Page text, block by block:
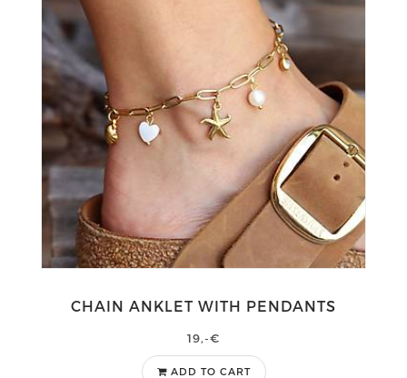
CHAIN ANKLET WITH PENDANTS
19,-€
ADD TO CART